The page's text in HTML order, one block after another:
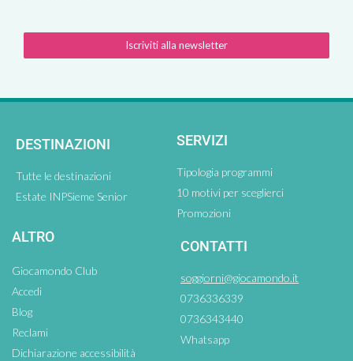
Iscriviti alla newsletter
DESTINAZIONI
Tutte le destinazioni
Estate INPSieme Senior
SERVIZI
Tipologia programmi
10 motivi per sceglierci
Promozioni
ALTRO
Giocamondo Club
Accedi
Blog
Reclami
Dichiarazione accessibilità
CONTATTI
soggiorni@giocamondo.it
0736336339
0736343440
Whatsapp